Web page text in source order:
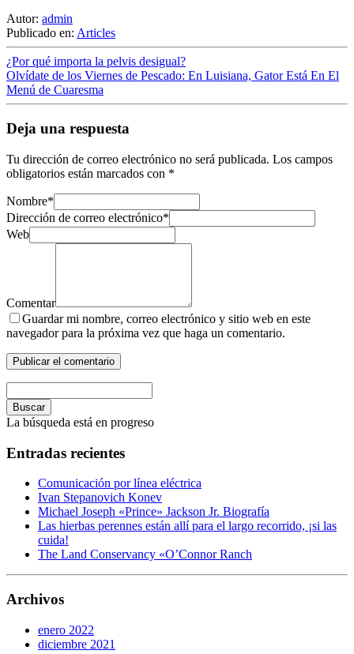
Autor: admin
Publicado en: Articles
¿Por qué importa la pelvis desigual?
Olvídate de los Viernes de Pescado: En Luisiana, Gator Está En El
Menú de Cuaresma
Deja una respuesta
Tu dirección de correo electrónico no será publicada. Los campos
obligatorios están marcados con *
Nombre*
Dirección de correo electrónico*
Web
Comentar
Guardar mi nombre, correo electrónico y sitio web en este
navegador para la próxima vez que haga un comentario.
Buscar
La búsqueda está en progreso
Entradas recientes
Comunicación por línea eléctrica
Ivan Stepanovich Konev
Michael Joseph «Prince» Jackson Jr. Biografía
Las hierbas perennes están allí para el largo recorrido, ¡si las
cuida!
The Land Conservancy «O’Connor Ranch
Archivos
enero 2022
diciembre 2021